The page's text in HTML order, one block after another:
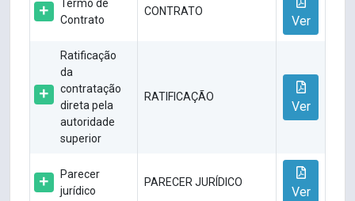
Termo de
Contrato
CONTRATO
Ver
Ratificação
da
contratação
direta pela
autoridade
superior
RATIFICAÇÃO
Ver
Parecer
jurídico
PARECER JURÍDICO
Ver